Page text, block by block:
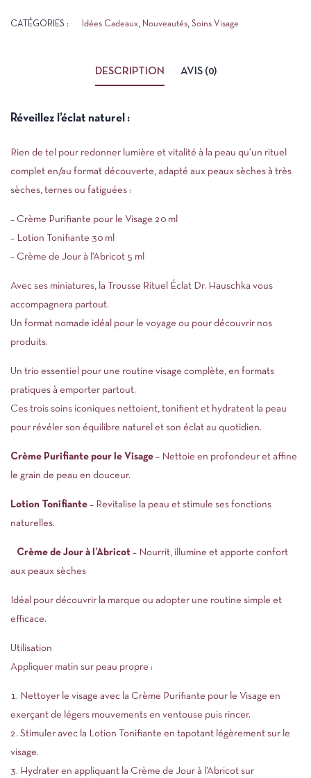
CATÉGORIES : Idées Cadeaux, Nouveautés, Soins Visage
DESCRIPTION AVIS (0)
Réveillez l’éclat naturel :
Rien de tel pour redonner lumière et vitalité à la peau qu’un rituel
complet en/au format découverte, adapté aux peaux sèches à très
sèches, ternes ou fatiguées :
– Crème Purifiante pour le Visage 20 ml
– Lotion Tonifiante 30 ml
– Crème de Jour à l’Abricot 5 ml
Avec ses miniatures, la Trousse Rituel Éclat Dr. Hauschka vous
accompagnera partout.
Un format nomade idéal pour le voyage ou pour découvrir nos
produits.
Un trio essentiel pour une routine visage complète, en formats
pratiques à emporter partout.
Ces trois soins iconiques nettoient, tonifient et hydratent la peau
pour révéler son équilibre naturel et son éclat au quotidien.
Crème Purifiante pour le Visage – Nettoie en profondeur et affine
le grain de peau en douceur.
Lotion Tonifiante – Revitalise la peau et stimule ses fonctions
naturelles.
Crème de Jour à l’Abricot – Nourrit, illumine et apporte confort
aux peaux sèches
Idéal pour découvrir la marque ou adopter une routine simple et
efficace.
Utilisation
Appliquer matin sur peau propre :
1. Nettoyer le visage avec la Crème Purifiante pour le Visage en
exerçant de légers mouvements en ventouse puis rincer.
2. Stimuler avec la Lotion Tonifiante en tapotant légèrement sur le
visage.
3. Hydrater en appliquant la Crème de Jour à l’Abricot sur